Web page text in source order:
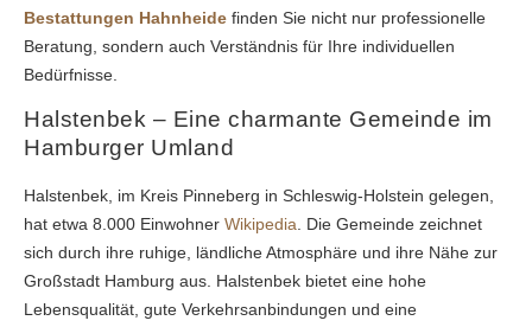
Bestattungen Hahnheide finden Sie nicht nur professionelle
Beratung, sondern auch Verständnis für Ihre individuellen
Bedürfnisse.
Halstenbek – Eine charmante Gemeinde im
Hamburger Umland
Halstenbek, im Kreis Pinneberg in Schleswig-Holstein gelegen,
hat etwa 8.000 Einwohner Wikipedia . Die Gemeinde zeichnet
sich durch ihre ruhige, ländliche Atmosphäre und ihre Nähe zur
Großstadt Hamburg aus. Halstenbek bietet eine hohe
Lebensqualität, gute Verkehrsanbindungen und eine